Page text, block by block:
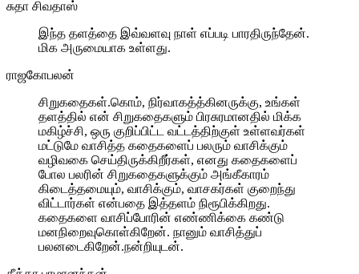
சுதா சிவதாஸ்
இந்த தளத்தை இவ்வளவு நாள் எப்படி பாரதிருந்தேன்.
மிக அருமையாக உள்ளது.
ராஜகோபலன்
சிறுகதைகள்.கொம், நிர்வாகத்த்கினருக்கு, உங்கள்
தளத்தில் என் சிறுகதைகளும் பிரசுரமானதில் மிக்க
மகிழ்ச்சி, ஒரு குறிப்பிட்ட வட்டத்திற்குள் உள்ளவர்கள்
மட்டுமே வாசித்த கதைகளைப் பலரும் வாசிக்கும்
வழிவகை செய்திருக்கிறீர்கள், எனது கதைகளைப்
போல பலரின் சிறுகதைகளுக்கும் அங்கீகாரம்
கிடைத்தமையும், வாசிக்கும், வாசகர்கள் குறைந்து
விட்டார்கள் என்பதை இத்தளம் நிரூபிக்கிறது.
கதைகளை வாசிப்போரின் எண்ணிக்கை கண்டு
மனநிறைவுகொள்கிறேன். நானும் வாசித்துப்
பலனடைகிறேன்.நன்றியுடன்.